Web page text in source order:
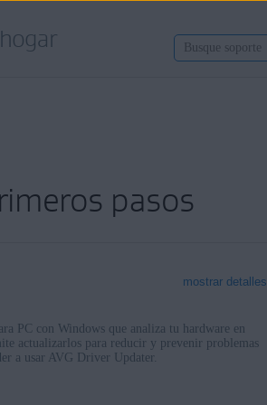
pasos
mostrar detalles
PC con Windows que analiza tu hardware en
actualizarlos para reducir y prevenir problemas
a usar AVG Driver Updater.